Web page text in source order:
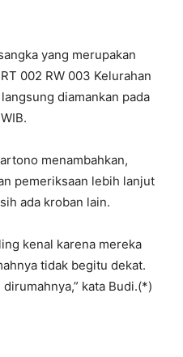
yang merupakan
002 RW 003 Kelurahan
diamankan pada
menambahkan,
pemeriksaan lebih lanjut
ada kroban lain.
kenal karena mereka
tidak begitu dekat.
kata Budi.(*)